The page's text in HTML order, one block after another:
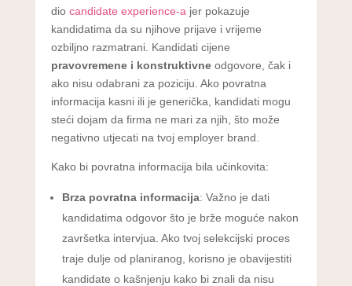
dio candidate experience-a jer pokazuje
kandidatima da su njihove prijave i vrijeme
ozbiljno razmatrani. Kandidati cijene
pravovremene i konstruktivneodgovore, čak i
ako nisu odabrani za poziciju. Ako povratna
informacija kasni ili je generička, kandidati mogu
steći dojam da firma ne mari za njih, što može
negativno utjecati na tvoj employer brand.
Kako bi povratna informacija bila učinkovita:
Brza povratna informacija: Važno je dati
kandidatima odgovor što je brže moguće nakon
završetka intervjua. Ako tvoj selekcijski proces
traje dulje od planiranog, korisno je obavijestiti
kandidate o kašnjenju kako bi znali da nisu